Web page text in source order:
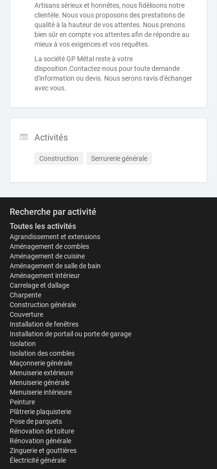
Artisans sérieux et honnêtes, nous fidélisons notre
clientèle. Nous vous proposons des prestations de
qualité à la hauteur de vos attentes. Nous prenons
bien sûr en compte vos attentes afin de répondre au
mieux à vos exigences et vos requêtes.
La société GP Métal reste à votre
disposition.Contactez-nous pour toute demande
d'information ou devis. Nous serons ravis d'échanger
avec vous.
Activités
Construction Serrurerie générale
Recherche par activité
Toutes les activités
Agrandissement et extensions
Aménagement de combles
Aménagement de cuisine
Aménagement de salle de bain
Aménagement intérieur
Carrelage et dallage
Charpente
Construction générale
Couverture
Installation de fenêtres
Installation de portail ou porte de garage
Isolation
Isolation des combles
Maçonnerie générale
Menuiserie extérieure
Menuiserie générale
Menuiserie intérieure
Peinture
Plâtrerie plaquisterie
Pose de parquets
Rénovation de toiture
Rénovation générale
Zinguerie et gouttières
Électricité générale